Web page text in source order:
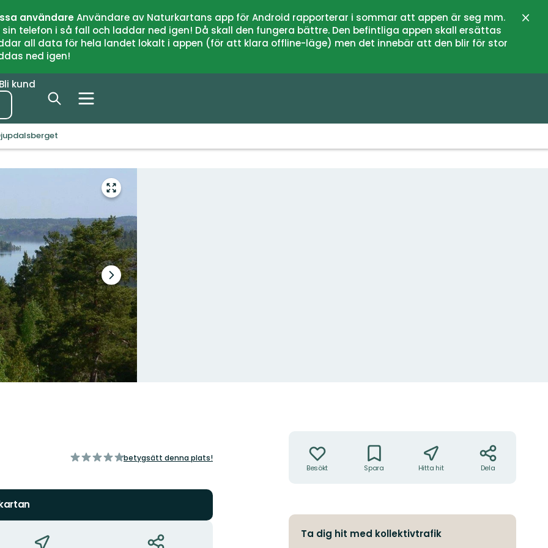
användareAnvändare av Naturkartans app för Android rapporterar i sommar att appen är seg mm.
telefon i så fall och laddar ned igen! Då skall den fungera bättre. Den befintliga appen skall ersättas
all data för hela landet lokalt i appen (för att klara offline-läge) men det innebär att den blir för stor
ned igen!
Bli kund
Gå
till
helskärmsläge
Nästa
bildspel
av
betygsätt denna plats!
Besökt Spara Hitta hit Dela
Ta dig hit med kollektivtrafik